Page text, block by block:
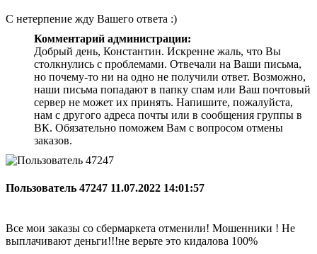
С нетерпение жду Вашего ответа :)
Комментарий администрации:
Добрый день, Константин. Искренне жаль, что Вы
столкнулись с проблемами. Отвечали на Ваши письма,
но почему-то ни на одно не получили ответ. Возможно,
наши письма попадают в папку спам или Ваш почтовый
сервер не может их принять. Напишите, пожалуйста,
нам с другого адреса почты или в сообщения группы в
ВК. Обязательно поможем Вам с вопросом отмены
заказов.
Пользователь 47247 11.07.2022 14:01:57
Все мои заказы со сбермаркета отменили! Мошенники ! Не
выплачивают деньги!!!не верьте это кидалова 100%